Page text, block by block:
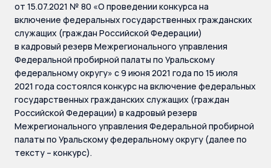
от 15.07.2021 № 80 «О проведении конкурса на
включение федеральных государственных гражданских
служащих (граждан Российской Федерации)
в кадровый резерв Межрегионального управления
Федеральной пробирной палаты по Уральскому
федеральному округу» с 9 июня 2021 года по 15 июля
2021 года состоялся конкурс на включение федеральных
государственных гражданских служащих (граждан
Российской Федерации) в кадровый резерв
Межрегионального управления Федеральной пробирной
палаты по Уральскому федеральному округу (далее по
тексту – конкурс).